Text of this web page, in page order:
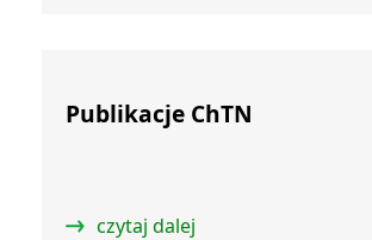
Publikacje ChTN
czytaj dalej